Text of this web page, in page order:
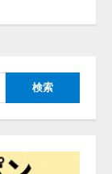
究会〈HR
リーズ始
2026
開